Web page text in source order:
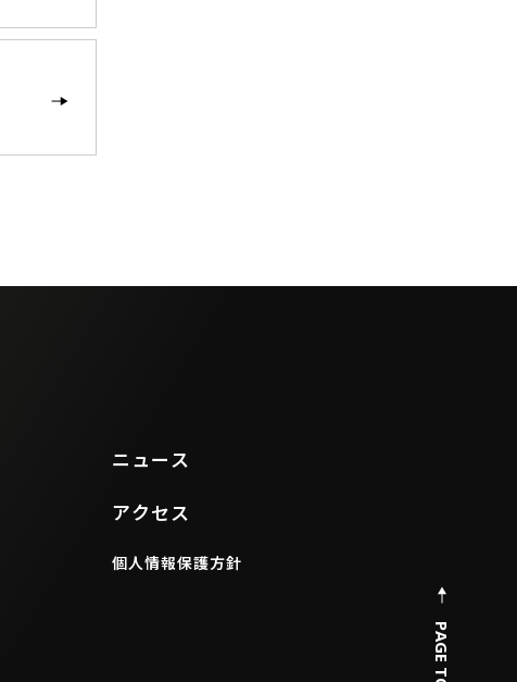
PAGE TOP
ニュース
アクセス
個人情報保護方針